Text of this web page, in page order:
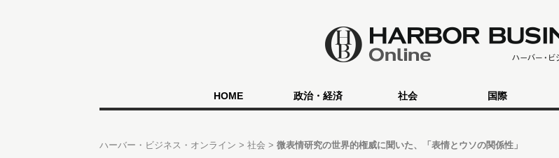
HOME 政治・経済 社会 国際
ハーバー・ビジネス・オンライン 社会 微表情研究の世界的権威に聞いた、「表情とウソの関係性」